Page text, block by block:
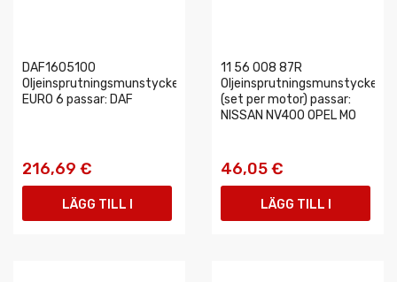
DAF1605100
Oljeinsprutningsmunstycke
EURO 6 passar: DAF
216,69 €
LÄGG TILL I
11 56 008 87R
Oljeinsprutningsmunstycke
(set per motor) passar:
NISSAN NV400 OPEL MO
46,05 €
LÄGG TILL I